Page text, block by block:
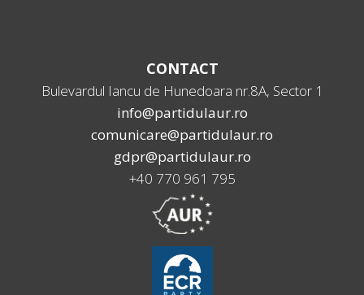
CONTACT
Bulevardul Iancu de Hunedoara nr.8A, Sector 1
info@partidulaur.ro
comunicare@partidulaur.ro
gdpr@partidulaur.ro
+40 770 961 795